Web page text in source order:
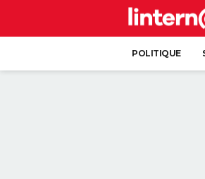
POLITIQUE